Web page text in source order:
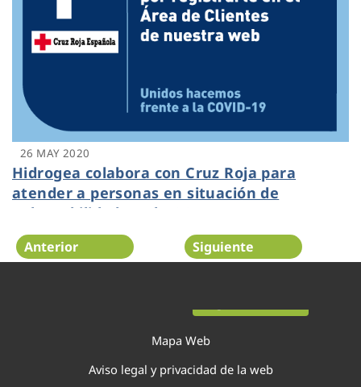
26 MAY 2020
Hidrogea colabora con Cruz Roja para
atender a personas en situación de
vulnerabilidad por la COVID-19
Anterior Siguiente
Mapa Web
Aviso legal y privacidad de la web